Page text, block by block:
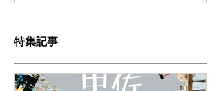
特集記事